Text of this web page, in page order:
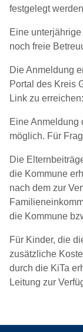
festgelegt
Eine
noch freie
Die Anmeldung
Portal des Kreis
Link zu erreichen:
Eine Anmeldung
möglich. Für
Die
die Kommune
nach dem zur
die Kommune
Für Kinder, die
zusätzliche
durch die KiTa
Leitung zur